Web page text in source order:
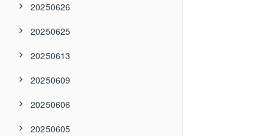
20250626
20250625
20250613
20250609
20250606
20250605